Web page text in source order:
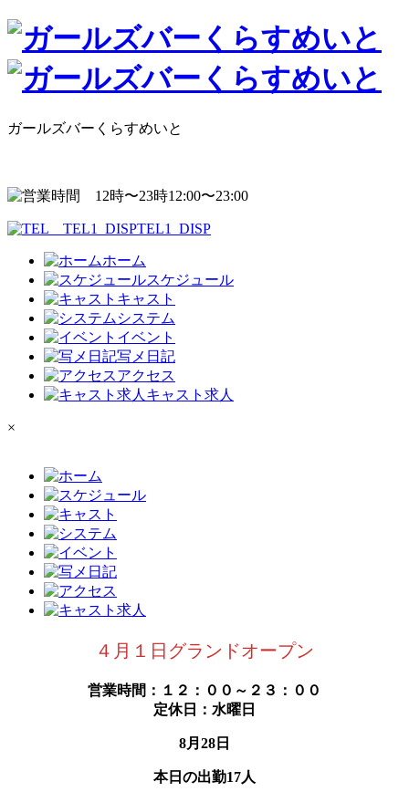
ガールズバーくらすめいと
12:00〜23:00
TEL1_DISP
ホーム
スケジュール
キャスト
システム
イベント
写メ日記
アクセス
キャスト求人
×
４月１日グランドオープン
営業時間：１２：００～２３：００
定休日：水曜日
8月28日
本日の出勤17人